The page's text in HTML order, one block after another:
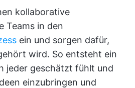
kollaborative
Teams in den
ein und sorgen dafür,
wird. So entsteht ein
jeder geschätzt fühlt und
einzubringen und